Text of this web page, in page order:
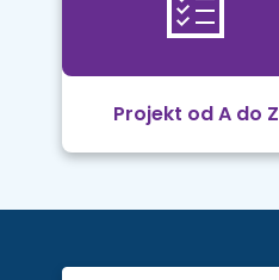
Projekt od A do Z